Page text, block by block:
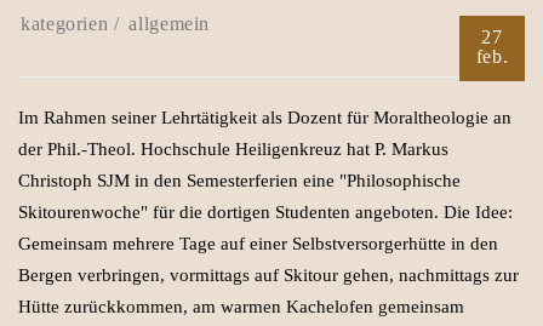
allgemein
27
feb.
Im Rahmen seiner Lehrtätigkeit als Dozent für Moraltheologie an
der Phil.-Theol. Hochschule Heiligenkreuz hat P. Markus
Christoph SJM in den Semesterferien eine "Philosophische
Skitourenwoche" für die dortigen Studenten angeboten. Die Idee:
Gemeinsam mehrere Tage auf einer Selbstversorgerhütte in den
Bergen verbringen, vormittags auf Skitour gehen, nachmittags zur
Hütte zurückkommen, am warmen Kachelofen gemeinsam